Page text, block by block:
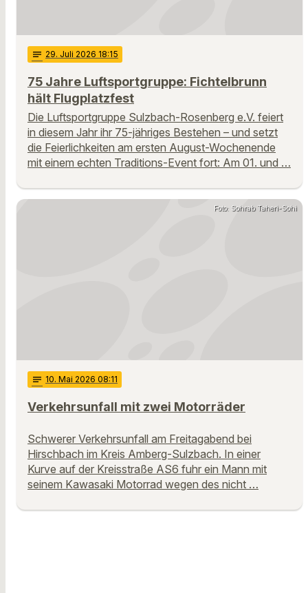
notes 29. Juli 2026 18:15
75 Jahre Luftsportgruppe: Fichtelbrunn
hält Flugplatzfest
Die Luftsportgruppe Sulzbach-Rosenberg e.V. feiert
in diesem Jahr ihr 75-jähriges Bestehen – und setzt
die Feierlichkeiten am ersten August-Wochenende
mit einem echten Traditions-Event fort: Am 01. und …
Foto: Sohrab Taheri-Sohi
notes 10. Mai 2026 08:11
Verkehrsunfall mit zwei Motorräder
Schwerer Verkehrsunfall am Freitagabend bei
Hirschbach im Kreis Amberg-Sulzbach. In einer
Kurve auf der Kreisstraße AS6 fuhr ein Mann mit
seinem Kawasaki Motorrad wegen des nicht …